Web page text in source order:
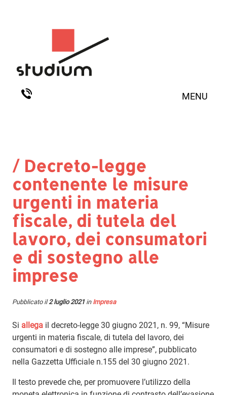
MENU
/ Decreto-legge
contenente le misure
urgenti in materia
fiscale, di tutela del
lavoro, dei consumatori
e di sostegno alle
imprese
Pubblicato il2 luglio 2021in Impresa
Si allega il decreto-legge 30 giugno 2021, n. 99, “Misure
urgenti in materia fiscale, di tutela del lavoro, dei
consumatori e di sostegno alle imprese”, pubblicato
nella Gazzetta Ufficiale n.155 del 30 giugno 2021.
Il testo prevede che, per promuovere l’utilizzo della